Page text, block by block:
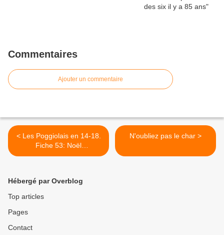
Commentaires
Ajouter un commentaire
< Les Poggiolais en 14-18.
Fiche 53: Noël
FRANCESCHETTI, blessé
N'oubliez pas le char >
Hébergé par Overblog
Top articles
Pages
Contact